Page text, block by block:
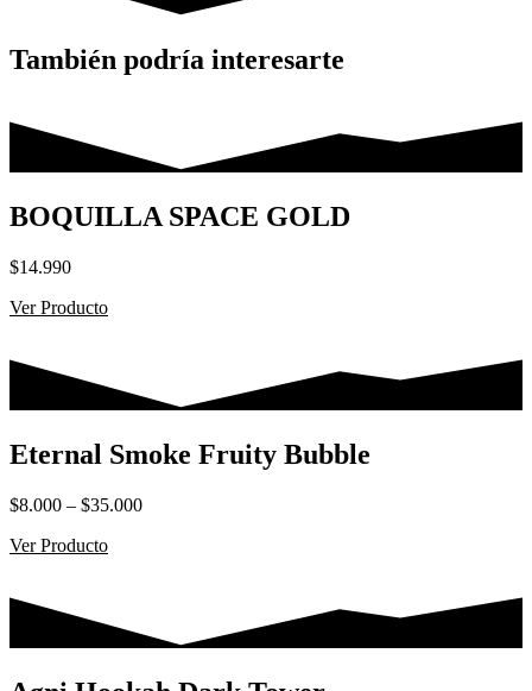
También podría interesarte
BOQUILLA SPACE GOLD
$14.990
Ver Producto
Eternal Smoke Fruity Bubble
$8.000 – $35.000Rango
$35.000
Ver Producto